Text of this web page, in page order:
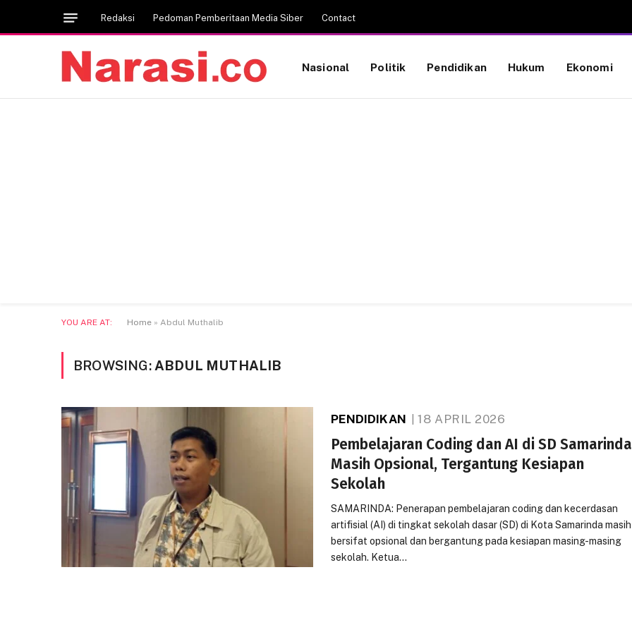
Redaksi Pedoman Pemberitaan Media Siber Contact
Nasional Politik Pendidikan Hukum Ekonomi
YOU ARE AT: Home » Abdul Muthalib
BROWSING: ABDUL MUTHALIB
PENDIDIKAN 18 APRIL 2026
Pembelajaran Coding dan AI di SD Samarinda
Masih Opsional, Tergantung Kesiapan
Sekolah
SAMARINDA: Penerapan pembelajaran coding dan kecerdasan
artifisial (AI) di tingkat sekolah dasar (SD) di Kota Samarinda masih
bersifat opsional dan bergantung pada kesiapan masing-masing
sekolah. Ketua…